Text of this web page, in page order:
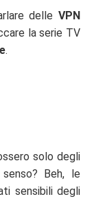
delle VPN
la serie TV
.
solo degli
Beh, le
sensibili degli